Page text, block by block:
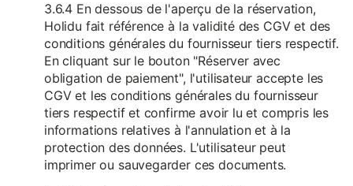
3.6.4 En dessous de l'aperçu de la réservation,
Holidu fait référence à la validité des CGV et des
conditions générales du fournisseur tiers respectif.
En cliquant sur le bouton "Réserver avec
obligation de paiement", l'utilisateur accepte les
CGV et les conditions générales du fournisseur
tiers respectif et confirme avoir lu et compris les
informations relatives à l'annulation et à la
protection des données. L'utilisateur peut
imprimer ou sauvegarder ces documents.